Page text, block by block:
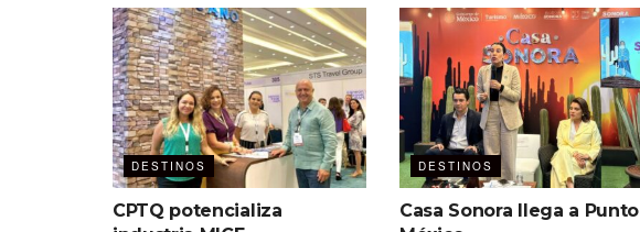
DESTINOS
CPTQ potencializa
DESTINOS
Casa Sonora llega a Punto